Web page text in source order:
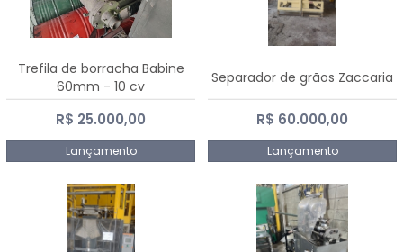
Trefila de borracha Babine
60mm - 10 cv
R$ 25.000,00
Lançamento
Separador de grãos Zaccaria
R$ 60.000,00
Lançamento